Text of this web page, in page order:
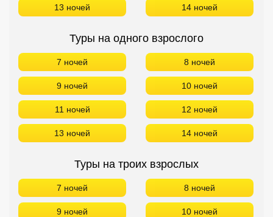
13 ночей 14 ночей
Туры на одного взрослого
7 ночей 8 ночей
9 ночей 10 ночей
11 ночей 12 ночей
13 ночей 14 ночей
Туры на троих взрослых
7 ночей 8 ночей
9 ночей 10 ночей